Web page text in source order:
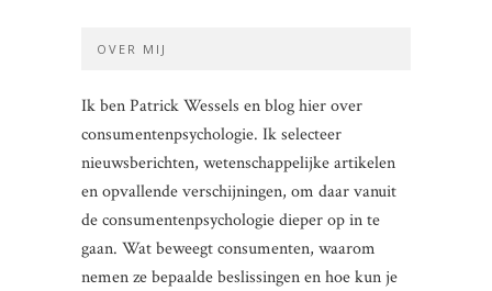
OVER MIJ
Ik ben Patrick Wessels en blog hier over
consumentenpsychologie. Ik selecteer
nieuwsberichten, wetenschappelijke artikelen
en opvallende verschijningen, om daar vanuit
de consumentenpsychologie dieper op in te
gaan. Wat beweegt consumenten, waarom
nemen ze bepaalde beslissingen en hoe kun je